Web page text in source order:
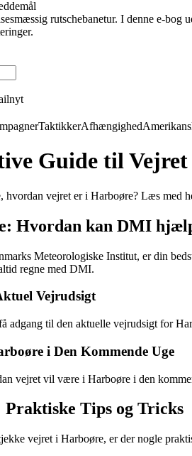
rutschebanetur. I denne e-
TaktikkerAfhængighed
Guide til
hvordan vejret er i Harboøre? Læs med
Hvordan kan DMI
Meteorologiske Institut, er din
regne med DMI.
Vejrudsigt
til den aktuelle vejrudsigt for
i Den Kommende Uge
vejret vil være i Harboøre i den
Tips og Tricks
vejret i Harboøre, er der nogle